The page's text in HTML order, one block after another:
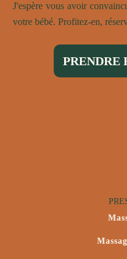
J'espère vous avoir
votre bébé. Profitez-en,
PRENDRE